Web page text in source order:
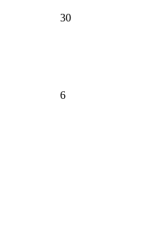
30
6